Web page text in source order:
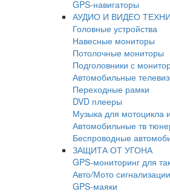
GPS-навигаторы
АУДИО И ВИДЕО
Головные устройства
Навесные мониторы
Потолочные мониторы
Подголовники с
Автомобильные
Переходные рамки
DVD плееры
Музыка для мотоцикла
Автомобильные тв
Беспроводные
ЗАЩИТА ОТ УГОНА
GPS-мониторинг для
Авто/Мото сигнализации
GPS-маяки